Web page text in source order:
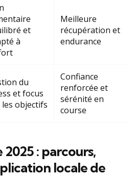
et
à
Meilleure
récupération et
endurance
du
et focus
objectifs
Confiance
renforcée et
sérénité en
course
: parcours,
locale de